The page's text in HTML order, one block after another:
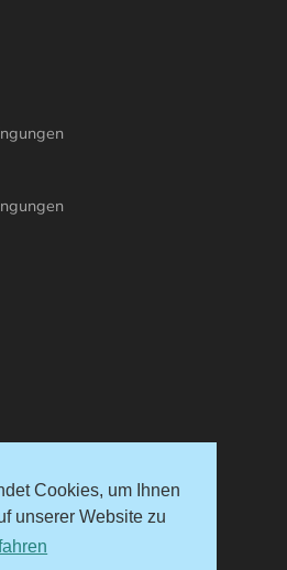
Cookies, um Ihnen
unserer Website zu